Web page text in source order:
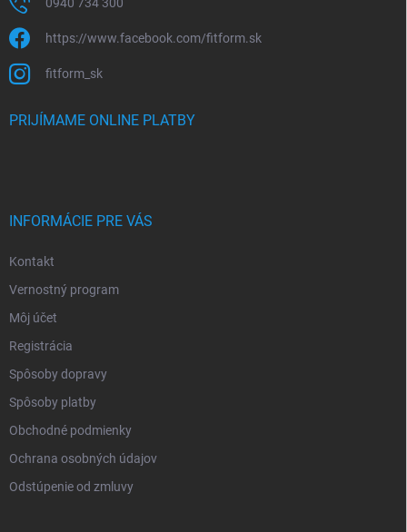
0940 734 300
https://www.facebook.com/fitform.sk
fitform_sk
PRIJÍMAME ONLINE PLATBY
INFORMÁCIE PRE VÁS
Kontakt
Vernostný program
Môj účet
Registrácia
Spôsoby dopravy
Spôsoby platby
Obchodné podmienky
Ochrana osobných údajov
Odstúpenie od zmluvy